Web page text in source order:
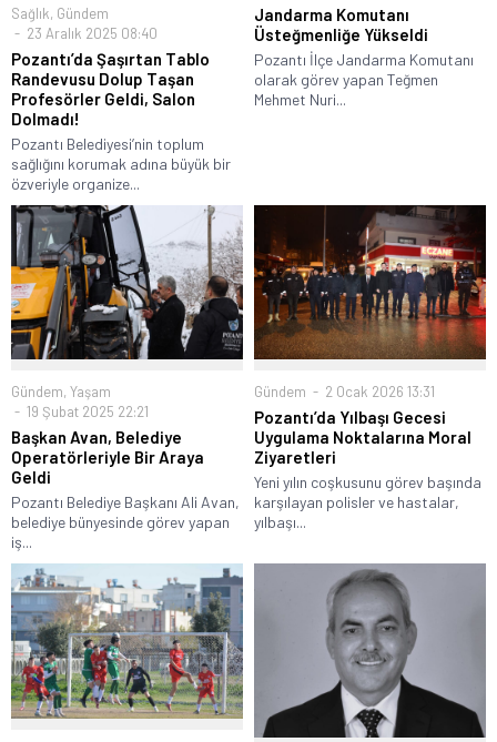
Sağlık, Gündem
23 Aralık 2025 08:40
Pozantı’da Şaşırtan Tablo
Randevusu Dolup Taşan
Profesörler Geldi, Salon
Dolmadı!
Pozantı Belediyesi’nin toplum
sağlığını korumak adına büyük bir
özveriyle organize...
Jandarma Komutanı
Üsteğmenliğe Yükseldi
Pozantı İlçe Jandarma Komutanı
olarak görev yapan Teğmen
Mehmet Nuri...
Gündem, Yaşam
19 Şubat 2025 22:21
Başkan Avan, Belediye
Operatörleriyle Bir Araya
Geldi
Pozantı Belediye Başkanı Ali Avan,
belediye bünyesinde görev yapan
iş...
Gündem 2 Ocak 2026 13:31
Pozantı’da Yılbaşı Gecesi
Uygulama Noktalarına Moral
Ziyaretleri
Yeni yılın coşkusunu görev başında
karşılayan polisler ve hastalar,
yılbaşı...